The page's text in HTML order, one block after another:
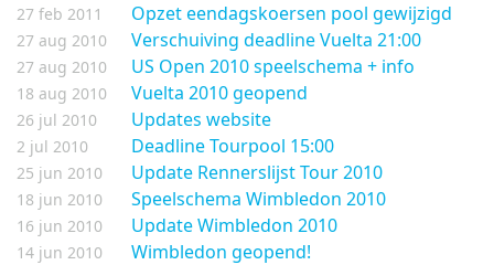
27 feb 2011 Opzet eendagskoersen pool gewijzigd
27 aug 2010 Verschuiving deadline Vuelta 21:00
27 aug 2010 US Open 2010 speelschema + info
18 aug 2010 Vuelta 2010 geopend
26 jul 2010 Updates website
2 jul 2010 Deadline Tourpool 15:00
25 jun 2010 Update Rennerslijst Tour 2010
18 jun 2010 Speelschema Wimbledon 2010
16 jun 2010 Update Wimbledon 2010
14 jun 2010 Wimbledon geopend!